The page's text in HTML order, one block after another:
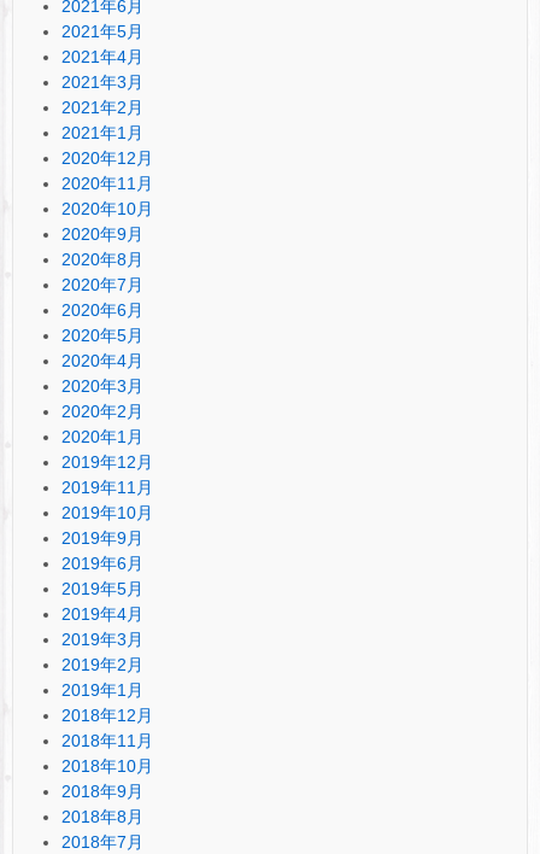
2021年6月
2021年5月
2021年4月
2021年3月
2021年2月
2021年1月
2020年12月
2020年11月
2020年10月
2020年9月
2020年8月
2020年7月
2020年6月
2020年5月
2020年4月
2020年3月
2020年2月
2020年1月
2019年12月
2019年11月
2019年10月
2019年9月
2019年6月
2019年5月
2019年4月
2019年3月
2019年2月
2019年1月
2018年12月
2018年11月
2018年10月
2018年9月
2018年8月
2018年7月